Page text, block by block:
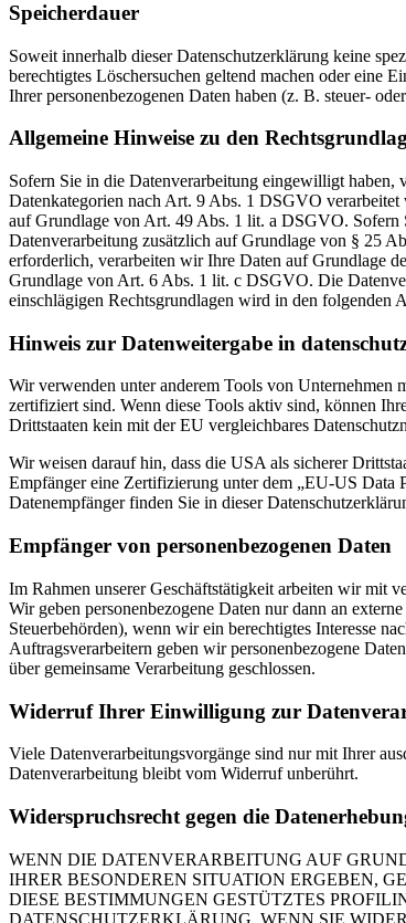
Speicherdauer
Soweit innerhalb dieser Datenschutzerklärung keine
berechtigtes Löschersuchen geltend machen oder eine
Ihrer personenbezogenen Daten haben (z. B. steuer-
Allgemeine Hinweise zu den
Sofern Sie in die Datenverarbeitung eingewilligt
Datenkategorien nach Art. 9 Abs. 1 DSGVO
auf Grundlage von Art. 49 Abs. 1 lit. a DSGVO.
Datenverarbeitung zusätzlich auf Grundlage von § 25
erforderlich, verarbeiten wir Ihre Daten auf Grundlage
Grundlage von Art. 6 Abs. 1 lit. c DSGVO. Die
einschlägigen Rechtsgrundlagen wird in den folgenden
Hinweis zur Datenweitergabe in
Wir verwenden unter anderem Tools von
zertifiziert sind. Wenn diese Tools aktiv sind, können
Drittstaaten kein mit der EU vergleichbares
Wir weisen darauf hin, dass die USA als sicherer
Empfänger eine Zertifizierung unter dem „EU-US Data
Datenempfänger finden Sie in dieser
Empfänger von personenbezogenen Daten
Im Rahmen unserer Geschäftstätigkeit arbeiten wir mit
Wir geben personenbezogene Daten nur dann an
Steuerbehörden), wenn wir ein berechtigtes Interesse
Auftragsverarbeitern geben wir personenbezogene
über gemeinsame Verarbeitung geschlossen.
Widerruf Ihrer Einwilligung zur
Viele Datenverarbeitungsvorgänge sind nur mit Ihrer
Datenverarbeitung bleibt vom Widerruf unberührt.
Widerspruchsrecht gegen die
WENN DIE DATENVERARBEITUNG AUF
IHRER BESONDEREN SITUATION ERGEBEN,
DIESE BESTIMMUNGEN GESTÜTZTES
DATENSCHUTZERKLÄRUNG. WENN SIE